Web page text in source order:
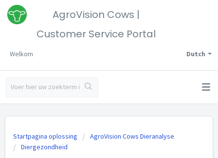
AgroVision Cows |
Customer Service Portal
Dutch
Welkom
Startpagina oplossing
AgroVision Cows Dieranalyse
Diergezondheid